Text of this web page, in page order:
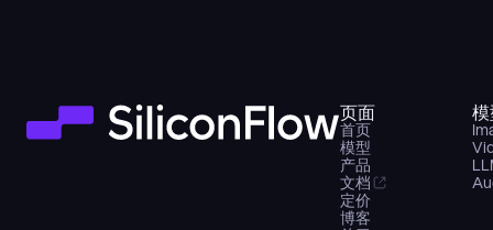
页面
首页
模型
产品
文档
定价
博客